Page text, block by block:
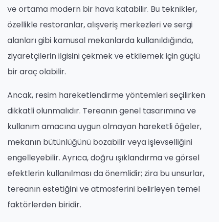
ve ortama modern bir hava katabilir. Bu teknikler,
özellikle restoranlar, alışveriş merkezleri ve sergi
alanları gibi kamusal mekanlarda kullanıldığında,
ziyaretçilerin ilgisini çekmek ve etkilemek için güçlü
bir araç olabilir.
Ancak, resim hareketlendirme yöntemleri seçilirken
dikkatli olunmalıdır. Tereanın genel tasarımına ve
kullanım amacına uygun olmayan hareketli öğeler,
mekanın bütünlüğünü bozabilir veya işlevselliğini
engelleyebilir. Ayrıca, doğru ışıklandırma ve görsel
efektlerin kullanılması da önemlidir; zira bu unsurlar,
tereanın estetiğini ve atmosferini belirleyen temel
faktörlerden biridir.